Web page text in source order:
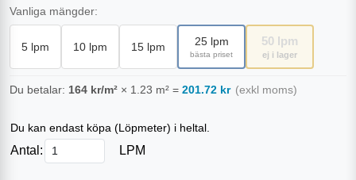
Vanliga mängder:
5 lpm 10 lpm 15 lpm 25lpm
bästa priset
50 lpm
ej i lager
Du betalar: 164 kr/m² × 1.23 m² = 201.72 kr (exkl moms)
Du kan endast köpa (Löpmeter) i heltal.
Antal: LPM